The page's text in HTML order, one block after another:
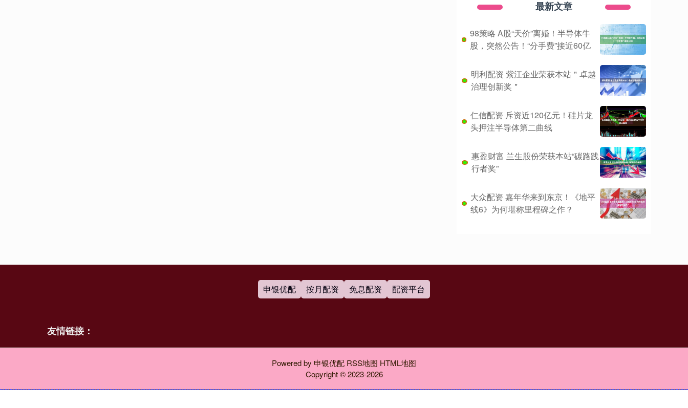
最新文章
98策略 A股“天价”离婚！半导体牛
股，突然公告！“分手费”接近60亿
明利配资 紫江企业荣获本站＂卓越
治理创新奖＂
仁信配资 斥资近120亿元！硅片龙
头押注半导体第二曲线
惠盈财富 兰生股份荣获本站“碳路践
行者奖”
大众配资 嘉年华来到东京！《地平
线6》为何堪称里程碑之作？
申银优配 按月配资 免息配资 配资平台
友情链接：
Powered by 申银优配 RSS地图 HTML地图
Copyright© 2023-2026